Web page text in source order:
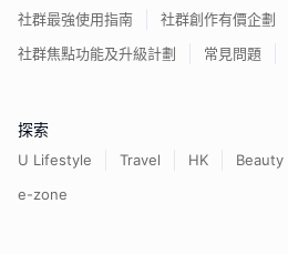
社群最強使用指南
社群創作有價企劃
社群焦點功能及升級計劃
常見問題
探索
U Lifestyle Travel HK Beauty
e-zone